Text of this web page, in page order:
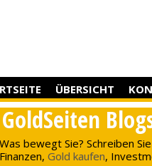
ÜBERSICHT
GoldSeiten
Was bewegt Sie? Schreiben
Finanzen,Gold kaufen,